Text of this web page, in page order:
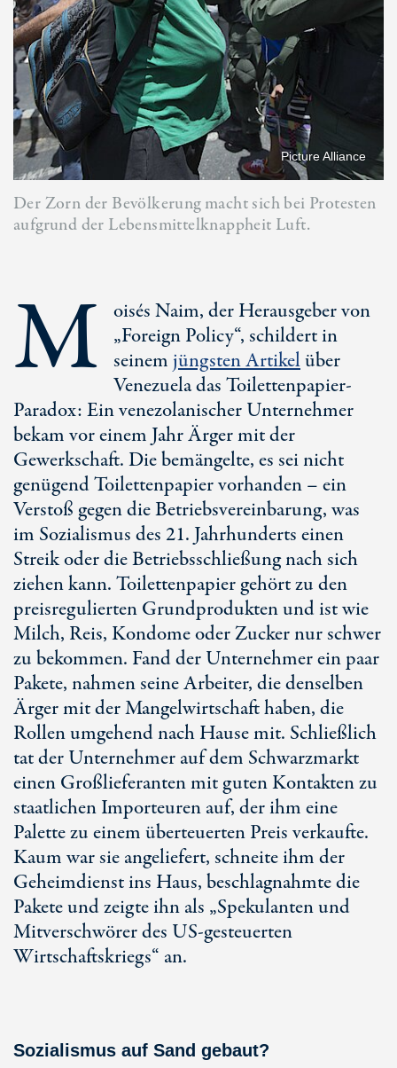
Picture Alliance
Der Zorn der Bevölkerung macht sich bei Protesten
aufgrund der Lebensmittelknappheit Luft.
M oisés Naim, der Herausgeber von
„Foreign Policy“, schildert in
seinem jüngsten Artikelüber
Venezuela das Toilettenpapier-
Paradox: Ein venezolanischer Unternehmer
bekam vor einem Jahr Ärger mit der
Gewerkschaft. Die bemängelte, es sei nicht
genügend Toilettenpapier vorhanden – ein
Verstoß gegen die Betriebsvereinbarung, was
im Sozialismus des 21. Jahrhunderts einen
Streik oder die Betriebsschließung nach sich
ziehen kann. Toilettenpapier gehört zu den
preisregulierten Grundprodukten und ist wie
Milch, Reis, Kondome oder Zucker nur schwer
zu bekommen. Fand der Unternehmer ein paar
Pakete, nahmen seine Arbeiter, die denselben
Ärger mit der Mangelwirtschaft haben, die
Rollen umgehend nach Hause mit. Schließlich
tat der Unternehmer auf dem Schwarzmarkt
einen Großlieferanten mit guten Kontakten zu
staatlichen Importeuren auf, der ihm eine
Palette zu einem überteuerten Preis verkaufte.
Kaum war sie angeliefert, schneite ihm der
Geheimdienst ins Haus, beschlagnahmte die
Pakete und zeigte ihn als „Spekulanten und
Mitverschwörer des US-gesteuerten
Wirtschaftskriegs“ an.
Sozialismus auf Sand gebaut?